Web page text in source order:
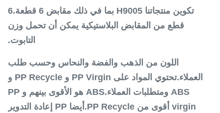
تكوين منتجاتنا H9005 بما في ذلك مقابض 6 قطعة.6
قطع من المقابض البلاستيكية يمكن أن تحمل وزن
التابوت.
اللون من الذهب والفضة والنحاس وحسب طلب
العملاء.تحتوي المواد على PP Virgin و PP Recycle و
ABS ومتطلبات العملاء.ABS هو الأقوى بينهم و PP
virgin أقوى من PP Recycle.أيضا PP إعادة التدوير